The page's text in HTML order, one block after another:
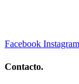
Facebook Instagram
Contacto.